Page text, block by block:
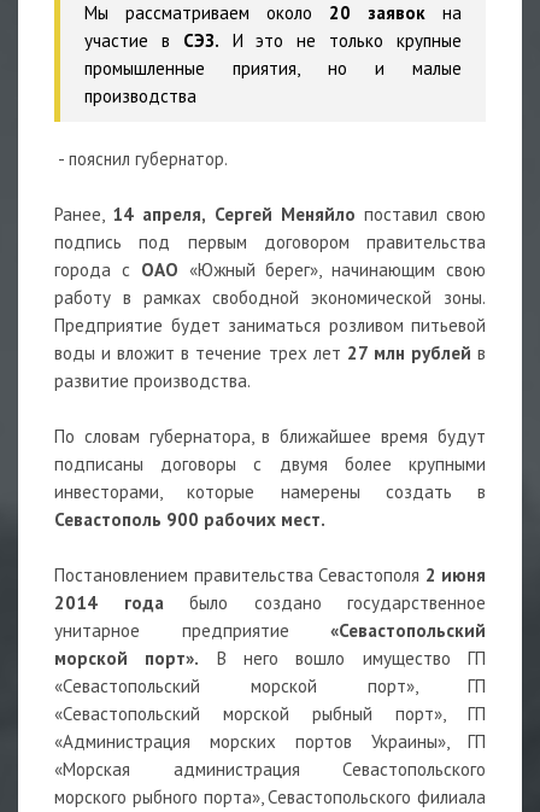
Мы рассматриваем около 20 заявок на
участие в СЭЗ. И это не только крупные
промышленные приятия, но и малые
производства
- пояснил губернатор.
Ранее, 14 апреля, Сергей Меняйло поставил свою
подпись под первым договором правительства
города с ОАО «Южный берег», начинающим свою
работу в рамках свободной экономической зоны.
Предприятие будет заниматься розливом питьевой
воды и вложит в течение трех лет 27 млн рублей в
развитие производства.
По словам губернатора, в ближайшее время будут
подписаны договоры с двумя более крупными
инвесторами, которые намерены создать в
Севастополь 900 рабочих мест.
Постановлением правительства Севастополя 2 июня
2014 годабыло создано государственное
унитарное предприятие «Севастопольский
морской порт». В него вошло имущество ГП
«Севастопольский морской порт», ГП
«Севастопольский морской рыбный порт», ГП
«Администрация морских портов Украины», ГП
«Морская администрация Севастопольского
морского рыбного порта», Севастопольского филиала